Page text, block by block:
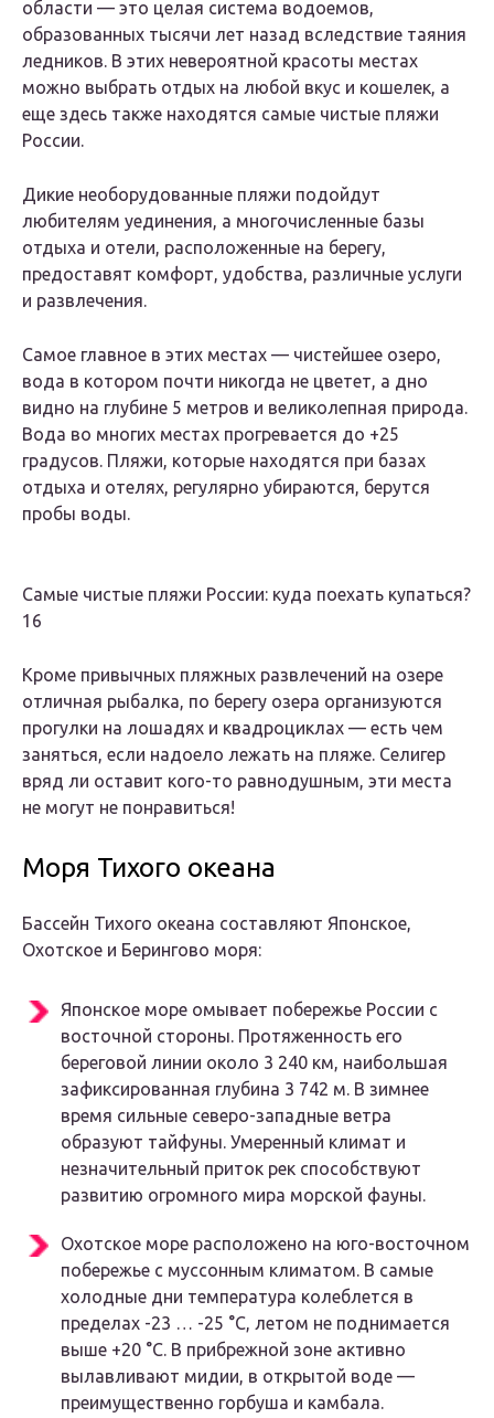
области — это целая система водоемов,
образованных тысячи лет назад вследствие таяния
ледников. В этих невероятной красоты местах
можно выбрать отдых на любой вкус и кошелек, а
еще здесь также находятся самые чистые пляжи
России.
Дикие необорудованные пляжи подойдут
любителям уединения, а многочисленные базы
отдыха и отели, расположенные на берегу,
предоставят комфорт, удобства, различные услуги
и развлечения.
Самое главное в этих местах — чистейшее озеро,
вода в котором почти никогда не цветет, а дно
видно на глубине 5 метров и великолепная природа.
Вода во многих местах прогревается до +25
градусов. Пляжи, которые находятся при базах
отдыха и отелях, регулярно убираются, берутся
пробы воды.
Самые чистые пляжи России: куда поехать купаться?
16
Кроме привычных пляжных развлечений на озере
отличная рыбалка, по берегу озера организуются
прогулки на лошадях и квадроциклах — есть чем
заняться, если надоело лежать на пляже. Селигер
вряд ли оставит кого-то равнодушным, эти места
не могут не понравиться!
Моря Тихого океана
Бассейн Тихого океана составляют Японское,
Охотское и Берингово моря:
Японское море омывает побережье России с
восточной стороны. Протяженность его
береговой линии около 3 240 км, наибольшая
зафиксированная глубина 3 742 м. В зимнее
время сильные северо-западные ветра
образуют тайфуны. Умеренный климат и
незначительный приток рек способствуют
развитию огромного мира морской фауны.
Охотское море расположено на юго-восточном
побережье с муссонным климатом. В самые
холодные дни температура колеблется в
пределах -23 … -25 °C, летом не поднимается
выше +20 °C. В прибрежной зоне активно
вылавливают мидии, в открытой воде —
преимущественно горбуша и камбала.